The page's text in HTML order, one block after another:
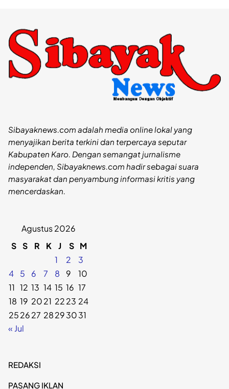
Sibayaknews.com adalah media online lokal yang
menyajikan berita terkini dan terpercaya seputar
Kabupaten Karo. Dengan semangat jurnalisme
independen, Sibayaknews.com hadir sebagai suara
masyarakat dan penyambung informasi kritis yang
mencerdaskan.
Agustus 2026
S S R K J S M
1
2
3
4
5 6 7 8 9
10
11 12 13 14 15 16 17
18 19 2021 2223 24
252627 28293031
« Jul
REDAKSI
PASANG IKLAN